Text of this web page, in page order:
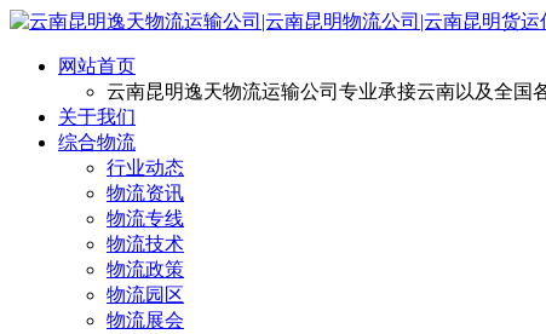
网站首页
云南昆明逸天物流运输公司专业承接云南以及全国
关于我们
综合物流
行业动态
物流资讯
物流专线
物流技术
物流政策
物流园区
物流展会